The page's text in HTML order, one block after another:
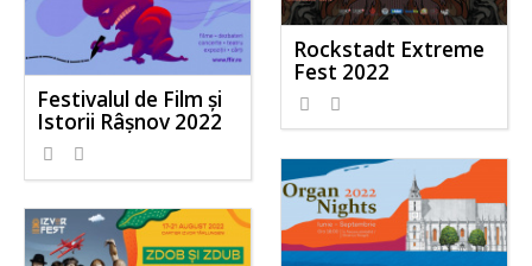
Rockstadt Extreme
Fest 2022
Festivalul de Film şi
Istorii Râşnov 2022